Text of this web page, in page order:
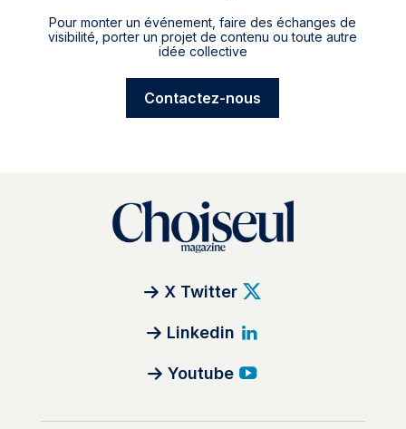
Pour monter un événement, faire des échanges de
visibilité, porter un projet de contenu ou toute autre
idée collective
Contactez-nous
X Twitter
Linkedin
Youtube